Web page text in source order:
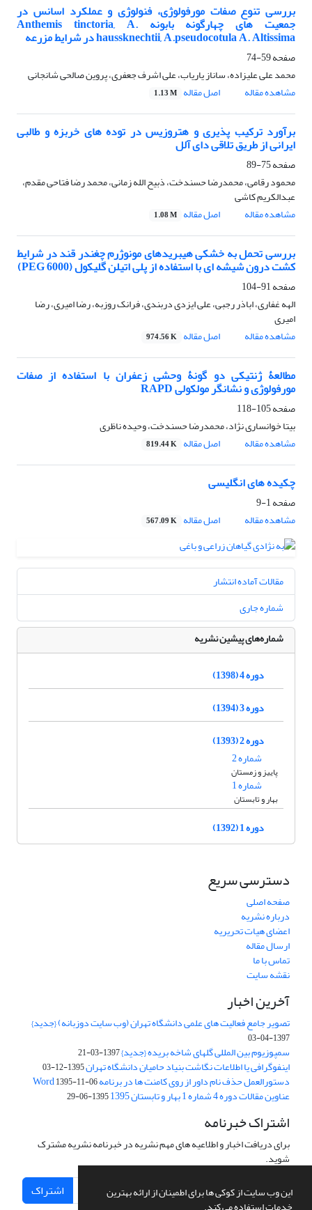
این وب سایت از کوکی ها برای اطمینان از ارائه بهترین
بررسی تنوع صفات مورفولوژی، فنولوژی و عملکرد اسانس در
جمعیت‏ های چهارگونه بابونه Anthemis tinctoria, A.
haussknechtii, A.pseudocotula A. Altissima در شرایط مزرعه‌
صفحه59-74
محمد علی علیزاده، ساناز یاریاب، علی اشرف جعفری، پروین صالحی شانجانی
مشاهده مقاله
اصل مقاله 1.13 M
برآورد ترکیب‏ پذیری و هتروزیس در توده‏ های خربزه و طالبی
ایرانی از طریق تلاقی دای‏ آلل
صفحه75-89
محمود رقامی، محمدرضا حسندخت، ذبیح الله زمانی، محمد رضا فتاحی مقدم،
عبدالکریم کاشی
مشاهده مقاله
اصل مقاله 1.08 M
بررسی تحمل به خشکی هیبریدهای مونوژرم چغندر قند در شرایط
کشت درون‏ شیشه‏ ای با استفاده از پلی‏ اتیلن گلیکول (6000 PEG)
صفحه91-104
الهه غفاری، اباذر رجبی، علی ایزدی دربندی، فرانک روزبه، رضا امیری، رضا
امیری
مشاهده مقاله
اصل مقاله 974.56 K
مطالعۀ ژنتیکی دو گونۀ وحشی زعفران با استفاده از صفات
مورفولوژی و نشانگر مولکولی RAPD
صفحه105-118
بیتا خوانساری نژاد، محمدرضا حسندخت، وحیده ناظری
مشاهده مقاله
اصل مقاله 819.44 K
چکیده های انگلیسی
صفحه1-9
مشاهده مقاله
اصل مقاله 567.09 K
مقالات آماده انتشار
شماره جاری
شماره‌های پیشین نشریه
دوره 4 (1398)
دوره 3 (1394)
دوره 2 (1393)
شماره 2
پاییز و زمستان
شماره 1
بهار و تابستان
دوره 1 (1392)
دسترسی سریع
صفحه اصلی
درباره نشریه
اعضای هیات تحریریه
ارسال مقاله
تماس با ما
نقشه سایت
آخرین اخبار
تصویر جامع فعالیت های علمی دانشگاه تهران (وب سایت دوزبانه) {جدید}
1397-04-03
سمپوزیوم بین المللی گلهای شاخه بریده {جدید}1397-03-21
اینفوگرافی یا اطلاعات نگاشت بنیاد حامیان دانشگاه تهران1395-12-03
دستورالعمل حذف نام داور از روی کامنت ها در برنامه Word1395-11-06
عناوین مقالات دوره 4 شماره 1 بهار و تابستان 1395 1395-06-29
اشتراک خبرنامه
برای دریافت اخبار و اطلاعیه های مهم نشریه در خبرنامه نشریه مشترک
شوید.
اشتراک